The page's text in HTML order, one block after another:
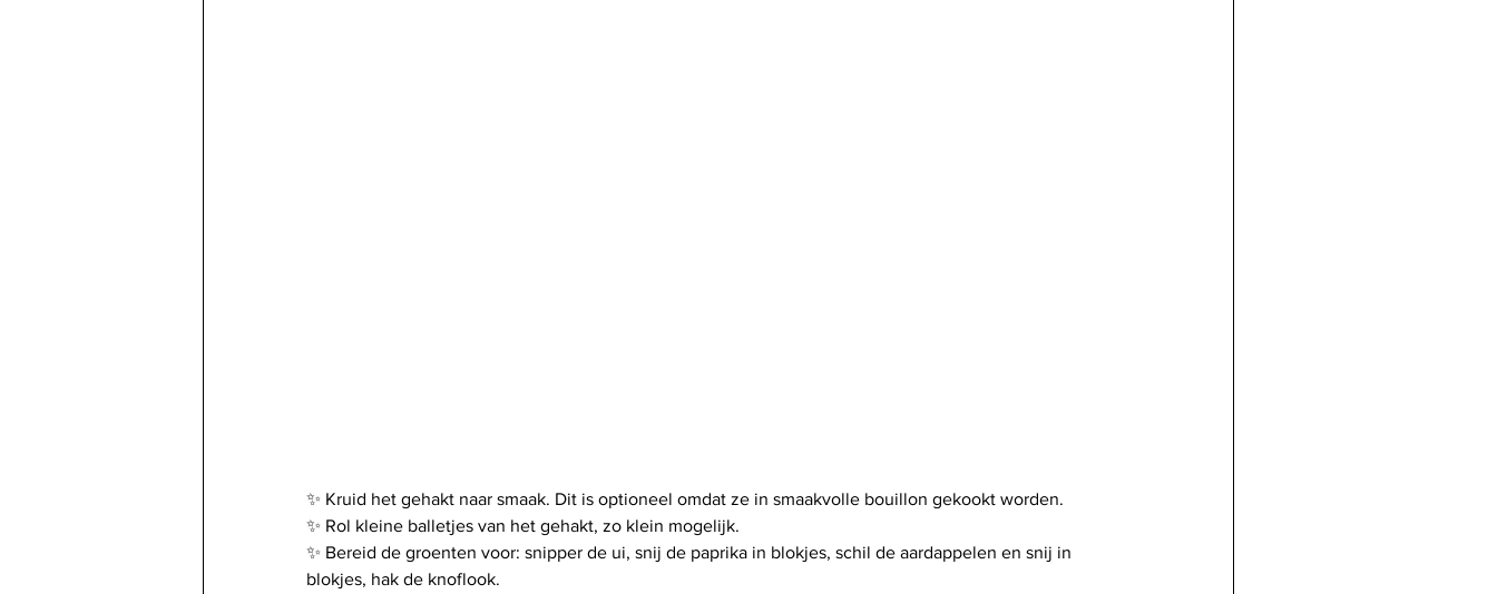
✨️ Kruid het gehakt naar smaak. Dit is optioneel omdat ze in smaakvolle bouillon gekookt worden.
✨️ Rol kleine balletjes van het gehakt, zo klein mogelijk.
✨️ Bereid de groenten voor: snipper de ui, snij de paprika in blokjes, schil de aardappelen en snij in
blokjes, hak de knoflook.